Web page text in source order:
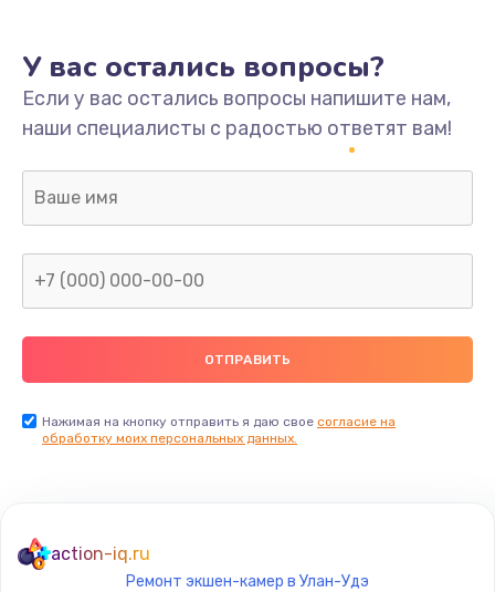
У вас остались вопросы?
Если у вас остались вопросы напишите нам,
наши специалисты с радостью ответят вам!
Нажимая на кнопку отправить я даю свое согласие на
обработку моих персональных данных.
action-iq.ru
Ремонт экшен-камер в Улан-Удэ